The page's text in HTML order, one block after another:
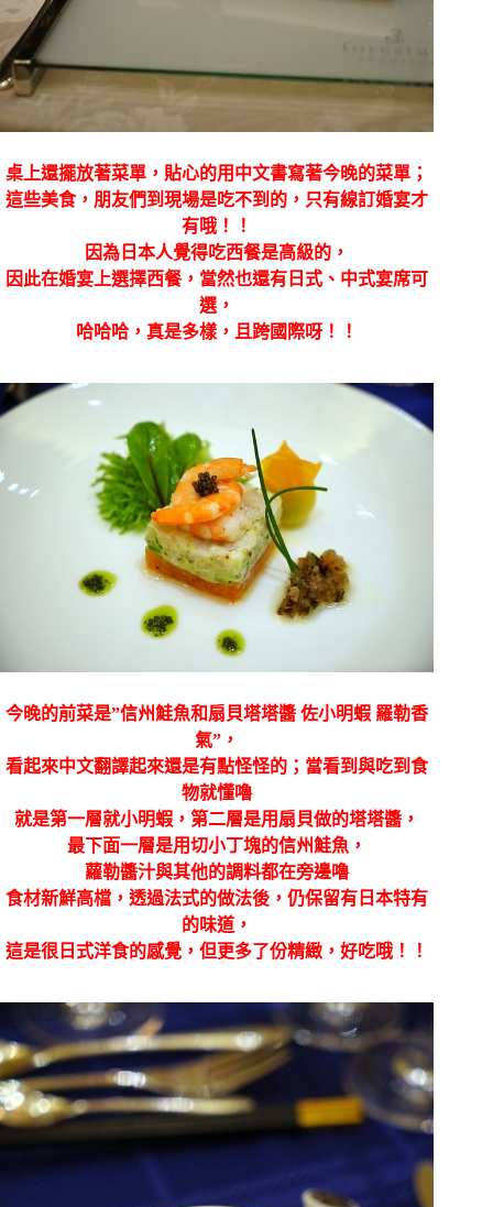
桌上還擺放著菜單，貼心的用中文書寫著今晚的菜單；
這些美食，朋友們到現場是吃不到的，只有線訂婚宴才
有哦！！
因為日本人覺得吃西餐是高級的，
因此在婚宴上選擇西餐，當然也還有日式、中式宴席可
選，
哈哈哈，真是多樣，且跨國際呀！！
今晚的前菜是”信州鮭魚和扇貝塔塔醬 佐小明蝦 羅勒香
氣”，
看起來中文翻譯起來還是有點怪怪的；當看到與吃到食
物就懂嚕
就是第一層就小明蝦，第二層是用扇貝做的塔塔醬，
最下面一層是用切小丁塊的信州鮭魚，
蘿勒醬汁與其他的調料都在旁邊嚕
食材新鮮高檔，透過法式的做法後，仍保留有日本特有
的味道，
這是很日式洋食的感覺，但更多了份精緻，好吃哦！！